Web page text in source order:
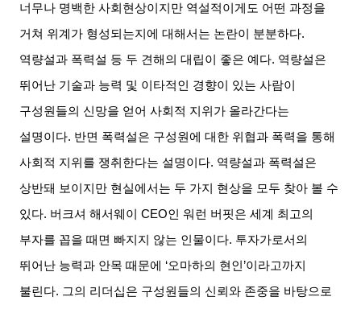
너무나 명백한 사회현상이지만 역설적이게도 어떤 과정을
거쳐 위계가 형성되는지에 대해서는 논란이 분분하다.
역량설과 폭력설 등 두 견해의 대립이 좋은 예다. 역량설은
뛰어난 기술과 능력 및 이타적인 경향이 있는 사람이
구성원들의 신망을 얻어 사회적 지위가 올라간다는
설명이다. 반면 폭력설은 구성원에 대한 위협과 폭력을 통해
사회적 지위를 쟁취한다는 설명이다. 역량설과 폭력설은
상반돼 보이지만 현실에서는 두 가지 현상을 모두 찾아 볼 수
있다. 버크셔 해서웨이 CEO인 워런 버핏은 세계 최고의
부자를 꼽을 때면 빠지지 않는 인물이다. 투자가로서의
뛰어난 능력과 안목 때문에
‘오마하의 현인 ’이라고까지
불린다. 그의 리더십은 구성원들의 신뢰와 존중을 바탕으로